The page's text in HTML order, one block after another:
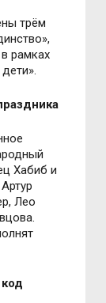
трём
рамках
Хабиб и
Лео